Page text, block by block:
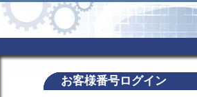
お客様番号ログイン